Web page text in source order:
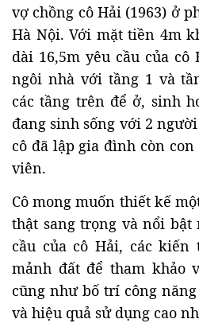
vợ chồng cô Hải (1963) ở
Hà Nội. Với mặt tiền 4m
dài 16,5m yêu cầu của
ngôi nhà với tầng 1 và
các tầng trên để ở, sinh
đang sinh sống với 2
cô đã lập gia đình còn
viên.
Cô mong muốn thiết kế
thật sang trọng và nổi bật
cầu của cô Hải, các
mảnh đất để tham khảo
cũng như bố trí công
và hiệu quả sử dụng cao